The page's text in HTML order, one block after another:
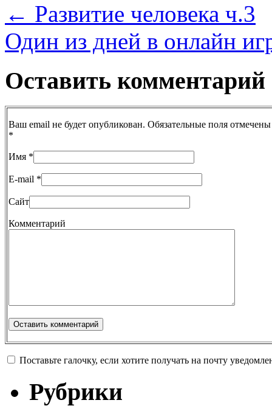
← Развитие человека ч.3
Один из дней в онлайн
Оставить комментарий
Ваш email не будет опубликован. Обязательные поля отмечены
*
Имя *
E-mail *
Сайт
Комментарий
Поставьте галочку, если хотите получать на почту
Рубрики